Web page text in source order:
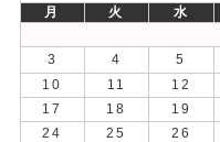
月
火 水
3
4 5
10
11 12
17
18 19
24
25 26